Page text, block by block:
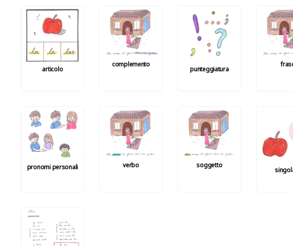
articolo
complemento
punteggiatura
pronomi personali verbo soggetto